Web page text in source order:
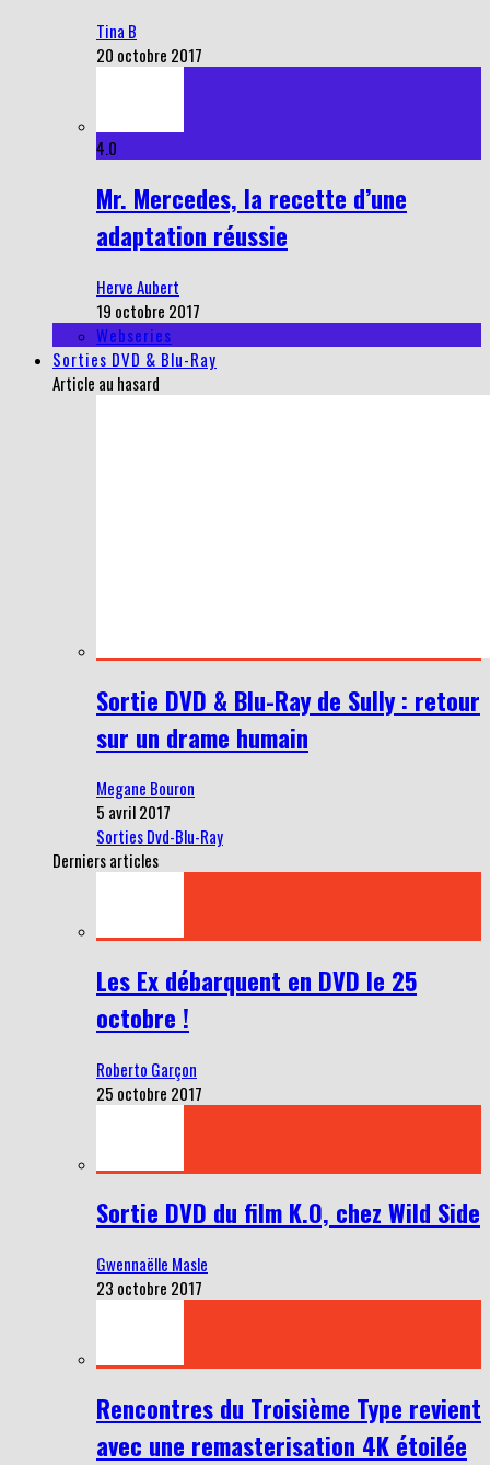
Tina B
20 octobre 2017
4.0
Mr. Mercedes, la recette d’une
adaptation réussie
Herve Aubert
19 octobre 2017
Webseries
Sorties DVD & Blu-Ray
Article au hasard
Sortie DVD & Blu-Ray de Sully : retour
sur un drame humain
Megane Bouron
5 avril 2017
Sorties Dvd-Blu-Ray
Derniers articles
Les Ex débarquent en DVD le 25
octobre !
Roberto Garçon
25 octobre 2017
Sortie DVD du film K.O, chez Wild Side
Gwennaëlle Masle
23 octobre 2017
Rencontres du Troisième Type revient
avec une remasterisation 4K étoilée